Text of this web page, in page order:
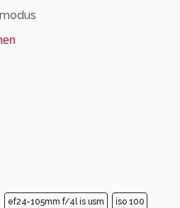
ef24-105mm f/4l is usm iso 100